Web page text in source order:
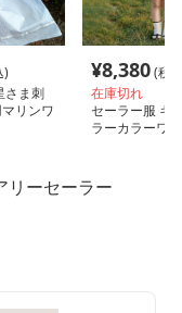
)
さま刺
リンワ
¥8,380(税
在庫切れ
セーラー服 キ
ラーカラーワ